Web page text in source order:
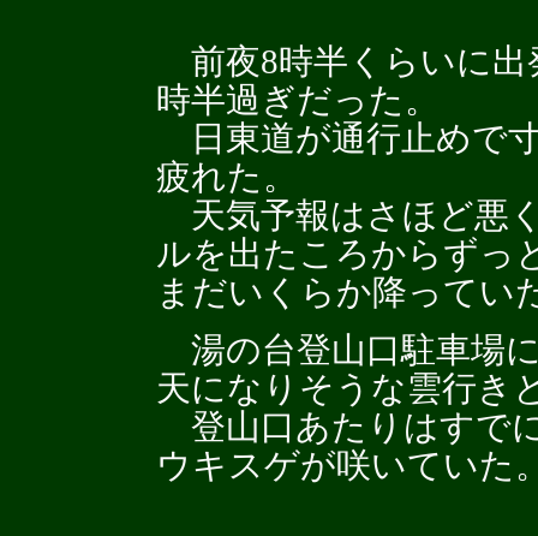
前夜8時半くらいに出
時半過ぎだった。
日東道が通行止めで
疲れた。
天気予報はさほど悪
ルを出たころからずっ
まだいくらか降ってい
湯の台登山口駐車場
天になりそうな雲行き
登山口あたりはすで
ウキスゲが咲いていた